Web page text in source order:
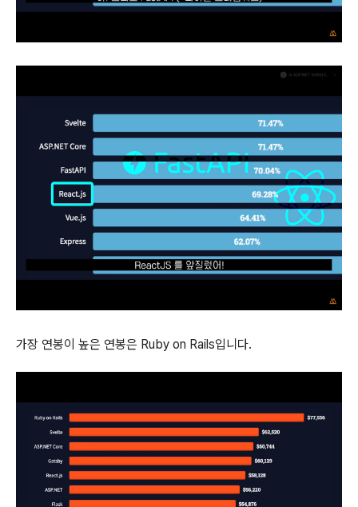
가장 연봉이 높은 연봉은 Ruby on Rails입니다.